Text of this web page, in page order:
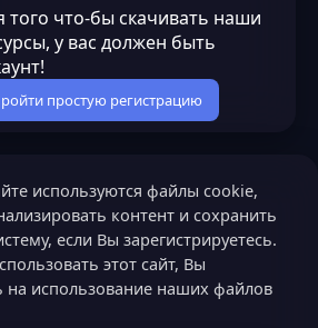
того что-бы скачивать наши
у вас должен быть
простую регистрацию
используются файлы cookie,
контент и сохранить
если Вы зарегистрируетесь.
этот сайт, Вы
на использование наших файлов